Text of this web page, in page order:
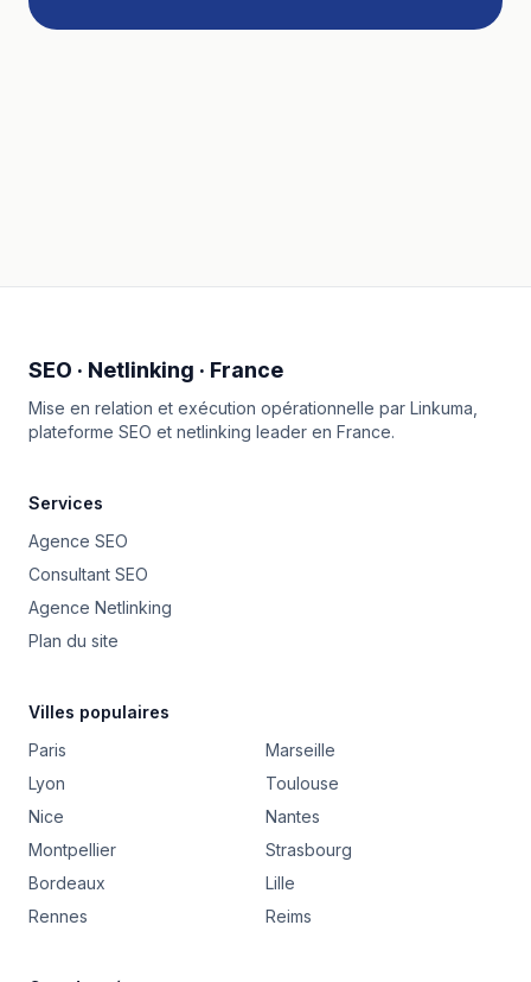
SEO · Netlinking · France
Mise en relation et exécution opérationnelle par Linkuma
plateforme SEO et netlinking leader en France.
Services
Agence SEO
Consultant SEO
Agence Netlinking
Plan du site
Villes populaires
Paris
Marseille
Lyon
Toulouse
Nice
Nantes
Montpellier
Strasbourg
Bordeaux
Lille
Rennes
Reims